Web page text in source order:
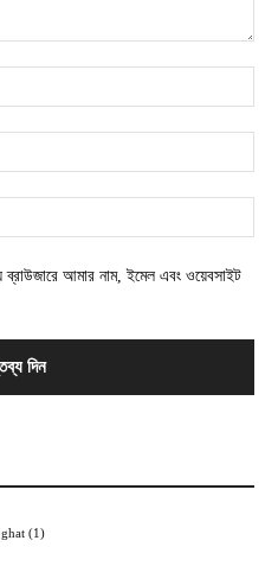
আমার নাম, ইমেল এবং ওয়েবসাইট
(1)